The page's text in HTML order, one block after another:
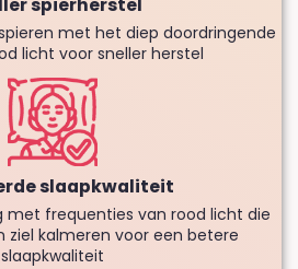
spierherstel
met het diep doordringende
licht voor sneller herstel
slaapkwaliteit
met frequenties van rood licht die
ziel kalmeren voor een betere
slaapkwaliteit